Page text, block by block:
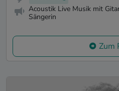
Acoustik Live Musik mit
Sängerin
Zum